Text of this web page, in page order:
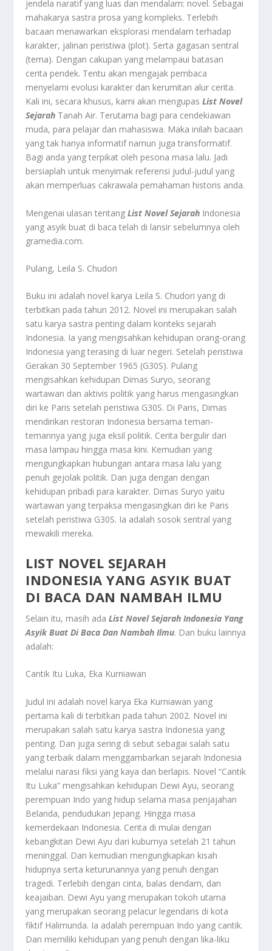
jendela naratif yang luas dan mendalam: novel. Sebagai
mahakarya sastra prosa yang kompleks. Terlebih
bacaan menawarkan eksplorasi mendalam terhadap
karakter, jalinan peristiwa (plot). Serta gagasan sentral
(tema). Dengan cakupan yang melampaui batasan
cerita pendek. Tentu akan mengajak pembaca
menyelami evolusi karakter dan kerumitan alur cerita.
Kali ini, secara khusus, kami akan mengupasList Novel
Sejarah Tanah Air. Terutama bagi para cendekiawan
muda, para pelajar dan mahasiswa. Maka inilah bacaan
yang tak hanya informatif namun juga transformatif.
Bagi anda yang terpikat oleh pesona masa lalu. Jadi
bersiaplah untuk menyimak referensi judul-judul yang
akan memperluas cakrawala pemahaman historis anda.
Mengenai ulasan tentangList Novel Sejarah Indonesia
yang asyik buat di baca telah di lansir sebelumnya oleh
gramedia.com.
Pulang, Leila S. Chudori
Buku ini adalah novel karya Leila S. Chudori yang di
terbitkan pada tahun 2012. Novel ini merupakan salah
satu karya sastra penting dalam konteks sejarah
Indonesia. Ia yang mengisahkan kehidupan orang-orang
Indonesia yang terasing di luar negeri. Setelah peristiwa
Gerakan 30 September 1965 (G30S). Pulang
mengisahkan kehidupan Dimas Suryo, seorang
wartawan dan aktivis politik yang harus mengasingkan
diri ke Paris setelah peristiwa G30S. Di Paris, Dimas
mendirikan restoran Indonesia bersama teman-
temannya yang juga eksil politik. Cerita bergulir dari
masa lampau hingga masa kini. Kemudian yang
mengungkapkan hubungan antara masa lalu yang
penuh gejolak politik. Dan juga dengan dengan
kehidupan pribadi para karakter. Dimas Suryo yaitu
wartawan yang terpaksa mengasingkan diri ke Paris
setelah peristiwa G30S. Ia adalah sosok sentral yang
mewakili mereka.
LIST NOVEL SEJARAH
INDONESIA YANG ASYIK BUAT
DI BACA DAN NAMBAH ILMU
Selain itu, masih adaList Novel Sejarah Indonesia Yang
Asyik Buat Di Baca Dan Nambah Ilmu. Dan buku lainnya
adalah:
Cantik Itu Luka, Eka Kurniawan
Judul ini adalah novel karya Eka Kurniawan yang
pertama kali di terbitkan pada tahun 2002. Novel ini
merupakan salah satu karya sastra Indonesia yang
penting. Dan juga sering di sebut sebagai salah satu
yang terbaik dalam menggambarkan sejarah Indonesia
melalui narasi fiksi yang kaya dan berlapis. Novel “Cantik
Itu Luka” mengisahkan kehidupan Dewi Ayu, seorang
perempuan Indo yang hidup selama masa penjajahan
Belanda, pendudukan Jepang. Hingga masa
kemerdekaan Indonesia. Cerita di mulai dengan
kebangkitan Dewi Ayu dari kuburnya setelah 21 tahun
meninggal. Dan kemudian mengungkapkan kisah
hidupnya serta keturunannya yang penuh dengan
tragedi. Terlebih dengan cinta, balas dendam, dan
keajaiban. Dewi Ayu yang merupakan tokoh utama
yang merupakan seorang pelacur legendaris di kota
fiktif Halimunda. Ia adalah perempuan Indo yang cantik.
Dan memiliki kehidupan yang penuh dengan lika-liku